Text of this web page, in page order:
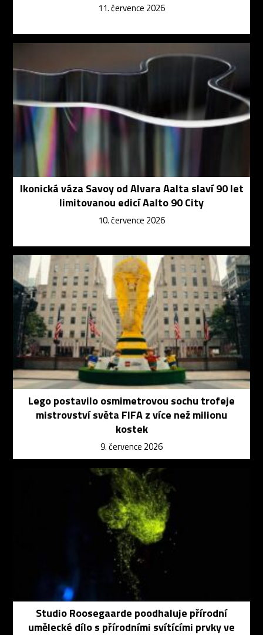
11. července 2026
Ikonická váza Savoy od Alvara Aalta slaví 90 let
limitovanou edicí Aalto 90 City
10. července 2026
Lego postavilo osmimetrovou sochu trofeje
mistrovství světa FIFA z více než milionu
kostek
9. července 2026
Studio Roosegaarde poodhaluje přírodní
umělecké dílo s přírodními svítícími prvky ve